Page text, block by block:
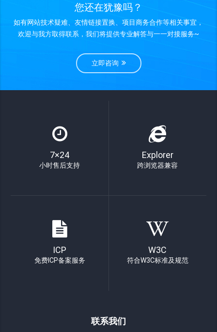
您还在犹豫吗？
如有网站技术疑难、友情链接置换、项目商务合作等相关事宜，
欢迎与我方取得联系，我们将提供专业解答与一一对接服务~
立即咨询
7×24
小时售后支持
Explorer
跨浏览器兼容
ICP
免费ICP备案服务
W3C
符合W3C标准及规范
联系我们